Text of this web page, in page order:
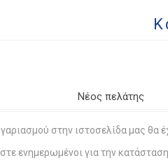
Νέος πελάτης
στην ιστοσελίδα μας θα
ενημερωμένοι για την